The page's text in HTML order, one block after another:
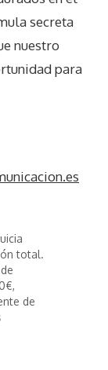
secreta
nuestro
para
total.
de